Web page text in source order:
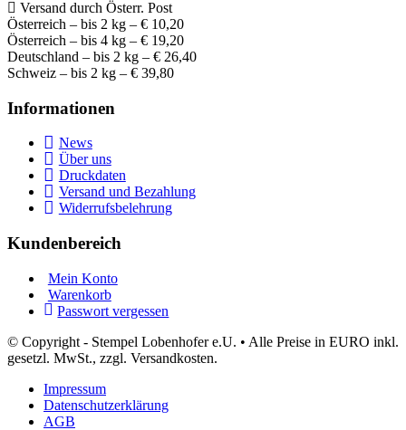
Versand durch Österr. Post
Österreich – bis 2 kg – € 10,20
Österreich – bis 4 kg – € 19,20
Deutschland – bis 2 kg – € 26,40
Schweiz – bis 2 kg – € 39,80
Informationen
News
Über uns
Druckdaten
Versand und Bezahlung
Widerrufsbelehrung
Kundenbereich
Mein Konto
Warenkorb
Passwort vergessen
© Copyright - Stempel Lobenhofer e.U. • Alle Preise in EURO inkl.
gesetzl. MwSt., zzgl. Versandkosten.
Impressum
Datenschutzerklärung
AGB